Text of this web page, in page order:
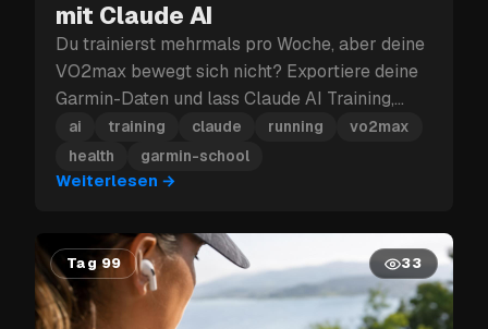
mit Claude AI
Du trainierst mehrmals pro Woche, aber deine
VO2max bewegt sich nicht? Exportiere deine
Garmin-Daten und lass Claude AI Training,
Schlaf und Erholung durchleuchten, um zu
finden, was dich ausbremst.
ai training claude running
vo2max
health
garmin-school
Weiterlesen →
Tag 99 33